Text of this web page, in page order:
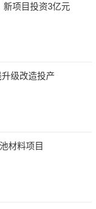
新项目投资3亿元
级改造投产
材料项目